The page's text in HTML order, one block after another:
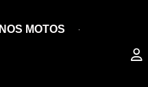
NOS MOTOS